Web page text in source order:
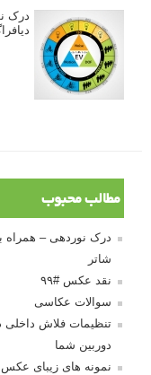
مطالب محبوب
شاتر
نقد عکس #۹۹
سوالات عکاسی
تنظیمات فلاش داخلی
دوربین شما
نمونه های زیبای